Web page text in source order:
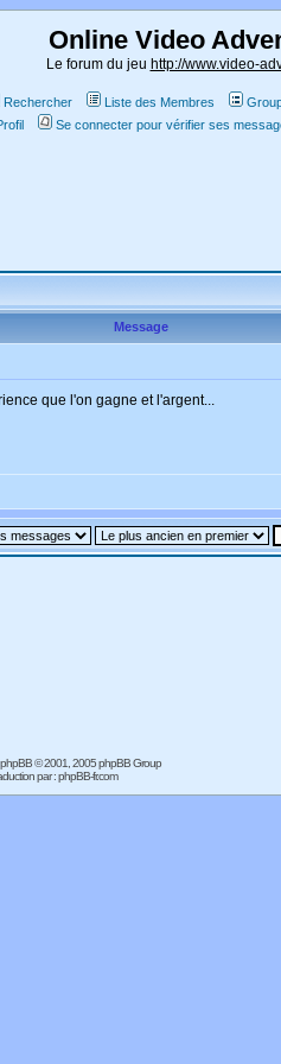
Online Video
Le forum du jeu http://www.video-
Rechercher Liste des Membres
Se connecter pour vérifier ses
Message
que l'on gagne et l'argent...
phpBB© 2001, 2005 phpBB Group
par :phpBB-fr.com